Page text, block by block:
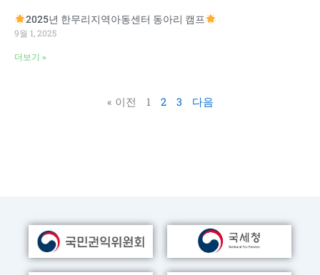
2025년 한무리지역아동센터 동아리 캠프
9월 1, 2025
더보기 »
« 이전 1 2 3 다음